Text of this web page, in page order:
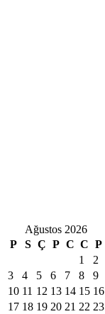
Ağustos 2026
P
S Ç P C C P
1
2
3
4 5 6 7 8
9
10 11 12 13 14 15 16
17 18 19 20 21 22 23